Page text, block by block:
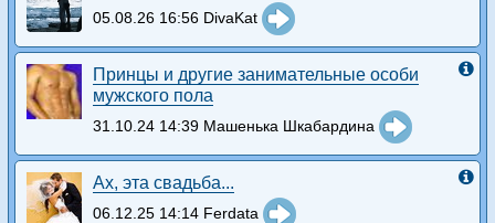
05.08.26 16:56 DivaKat
Принцы и другие занимательные особи
мужского пола
31.10.24 14:39 Машенька Шкабардина
Ах, эта свадьба...
06.12.25 14:14 Ferdata